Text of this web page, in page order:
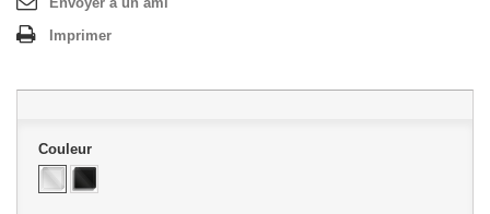
Imprimer
Couleur